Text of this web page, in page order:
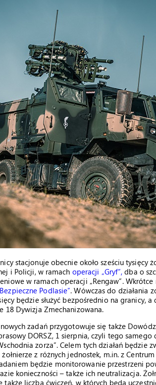
stacjonuje obecnie około sześciu tysięcy
i Policji, w ramach operacji „Gryf”, dba o
w ramach operacji „Rengaw”.
Podlasie”. Wówczas do działania
będzie służyć bezpośrednio na granicy,
18 Dywizja Zmechanizowana.
zadań przygotowuje się także
DORSZ, 1 sierpnia, czyli tego
zorza”. Celem tych działań będzie
z różnych jednostek, m.in. z
będzie monitorowanie przestrzeni
konieczności – także ich neutralizacja.
także liczba ćwiczeń, w których będą